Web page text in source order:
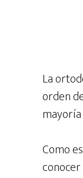
La
orden
Como